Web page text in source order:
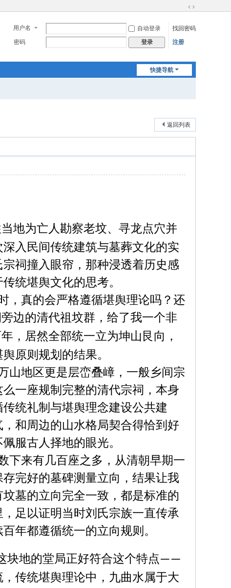
换
到
用户名 自动登录
找回密码
密码
登录 注册
快捷导航
返回列表
地为亡人勘察老坟、寻龙点穴并
入民间传统建筑与墓葬文化的实
祠撞入眼帘，那种浸透着历史感
统堪舆文化的思考。
，真的会严格遵循堪舆理论吗？还
边的清代祖坟群，给了我一个非
，居然全部统一立为坤山艮向，
原则规划的结果。
山地区更是层峦叠嶂，一般乡间宗
一座规制完整的清代宗祠，本身
统礼制与堪舆理念建设公共建
和周边的山水格局契合得恰到好
服古人择地的眼光。
下来有几百座之多，从清朝早期一
完好的墓碑测量立向，结果让我
墓的立向完全一致，都是标准的
足以证明当时刘氏宗族一直传承
年都遵循统一的立向规则。
块地的堂局正好符合这个特点——
传统堪舆理论中，九曲水属于大